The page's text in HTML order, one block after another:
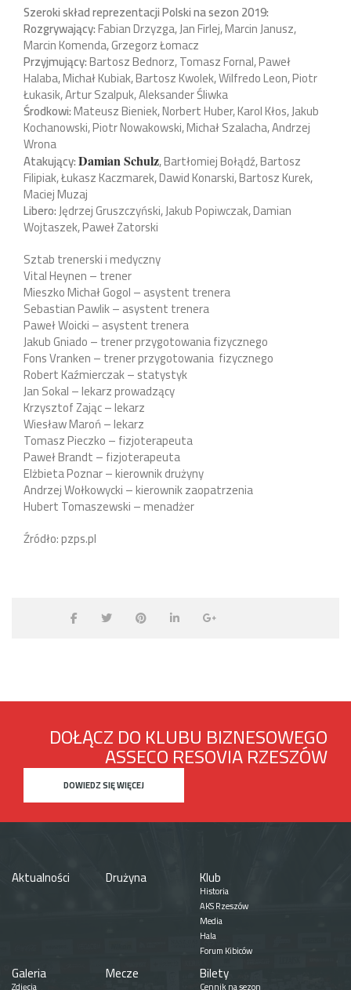
Szeroki skład reprezentacji Polski na sezon 2019:
Rozgrywający:Fabian Drzyzga, Jan Firlej, Marcin Janusz,
Marcin Komenda, Grzegorz Łomacz
Przyjmujący:Bartosz Bednorz, Tomasz Fornal, Paweł
Halaba, Michał Kubiak, Bartosz Kwolek, Wilfredo Leon, Piotr
Łukasik, Artur Szalpuk, Aleksander Śliwka
Środkowi:Mateusz Bieniek, Norbert Huber, Karol Kłos, Jakub
Kochanowski, Piotr Nowakowski, Michał Szalacha, Andrzej
Wrona
Atakujący:Damian Schulz, Bartłomiej Bołądź, Bartosz
Filipiak, Łukasz Kaczmarek, Dawid Konarski, Bartosz Kurek,
Maciej Muzaj
Libero:Jędrzej Gruszczyński, Jakub Popiwczak, Damian
Wojtaszek, Paweł Zatorski
Sztab trenerski i medyczny
Vital Heynen – trener
Mieszko Michał Gogol – asystent trenera
Sebastian Pawlik – asystent trenera
Paweł Woicki – asystent trenera
Jakub Gniado – trener przygotowania fizycznego
Fons Vranken – trener przygotowania fizycznego
Robert Kaźmierczak – statystyk
Jan Sokal – lekarz prowadzący
Krzysztof Zając – lekarz
Wiesław Maroń – lekarz
Tomasz Pieczko – fizjoterapeuta
Paweł Brandt – fizjoterapeuta
Elżbieta Poznar – kierownik drużyny
Andrzej Wołkowycki – kierownik zaopatrzenia
Hubert Tomaszewski – menadżer
Źródło: pzps.pl
DOŁĄCZ DO KLUBU BIZNESOWEGO
ASSECO RESOVIA RZESZÓW
DOWIEDZ SIĘ WIĘCEJ
Aktualności Drużyna Klub
Historia
AKS Rzeszów
Media
Hala
Forum Kibiców
Galeria Mecze Bilety